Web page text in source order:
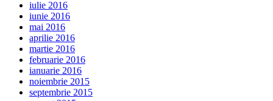
iulie 2016
iunie 2016
mai 2016
aprilie 2016
martie 2016
februarie 2016
ianuarie 2016
noiembrie 2015
septembrie 2015